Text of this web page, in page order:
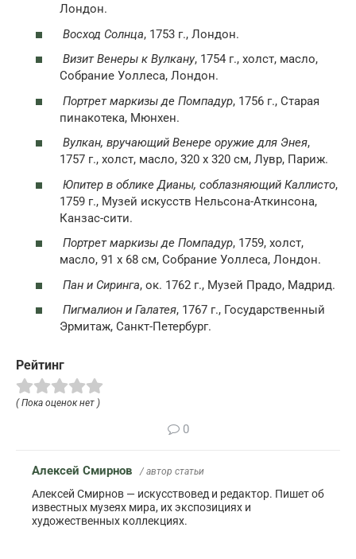
Лондон.
Восход Солнца, 1753 г., Лондон.
Визит Венеры к Вулкану, 1754 г., холст, масло,
Собрание Уоллеса, Лондон.
Портрет маркизы де Помпадур, 1756 г., Старая
пинакотека, Мюнхен.
Вулкан, вручающий Венере оружие для Энея,
1757 г., холст, масло, 320 x 320 см, Лувр, Париж.
Юпитер в облике Дианы, соблазняющий Каллисто,
1759 г., Музей искусств Нельсона-Аткинсона,
Канзас-сити.
Портрет маркизы де Помпадур, 1759, холст,
масло, 91 x 68 см, Собрание Уоллеса, Лондон.
Пан и Сиринга, ок. 1762 г., Музей Прадо, Мадрид.
Пигмалион и Галатея, 1767 г., Государственный
Эрмитаж, Санкт-Петербург.
Рейтинг
( Пока оценок нет )
0
Алексей Смирнов / автор статьи
Алексей Смирнов — искусствовед и редактор. Пишет об
известных музеях мира, их экспозициях и
художественных коллекциях.